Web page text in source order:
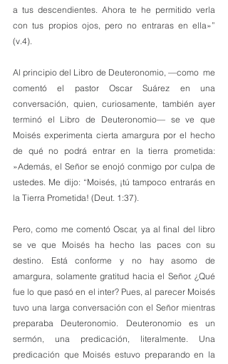
a tus descendientes. Ahora te he permitido verla
con tus propios ojos, pero no entraras en ella»”
(v.4).
Al principio del Libro de Deuteronomio, —como  me
comentó el pastor Oscar Suárez en una
conversación, quien, curiosamente, también ayer
terminó el Libro de Deuteronomio— se ve que
Moisés experimenta cierta amargura por el hecho
de qué no podrá entrar en la tierra prometida:
»Además, el Señor se enojó conmigo por culpa de
ustedes. Me dijo: “Moisés, ¡tú tampoco entrarás en
la Tierra Prometida! (Deut. 1:37).
Pero, como me comentó Oscar, ya al final del libro
se ve que Moisés ha hecho las paces con su
destino. Está conforme y no hay asomo de
amargura, solamente gratitud hacia el Señor. ¿Qué
fue lo que pasó en el inter? Pues, al parecer Moisés
tuvo una larga conversación con el Señor mientras
preparaba Deuteronomio. Deuteronomio es un
sermón, una predicación, literalmente. Una
predicación que Moisés estuvo preparando en la